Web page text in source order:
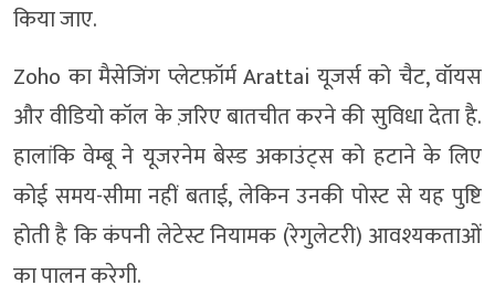
किया जाए.
Zoho का मैसेजिंग प्लेटफ़ॉर्म Arattai यूजर्स को चैट, वॉयस
और वीडियो कॉल के ज़रिए बातचीत करने की सुविधा देता है.
हालांकि वेम्बू ने यूजरनेम बेस्ड अकाउंट्स को हटाने के लिए
कोई समय-सीमा नहीं बताई, लेकिन उनकी पोस्ट से यह पुष्टि
होती है कि कंपनी लेटेस्ट नियामक (रेगुलेटरी) आवश्यकताओं
का पालन करेगी.